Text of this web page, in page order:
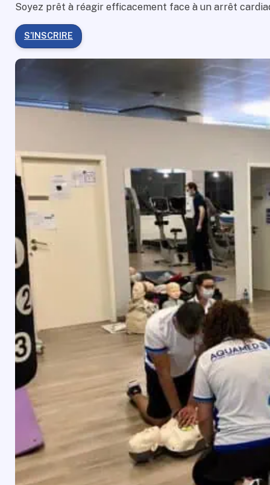
Soyez prêt à réagir efficacement face à un arrêt
S’INSCRIRE